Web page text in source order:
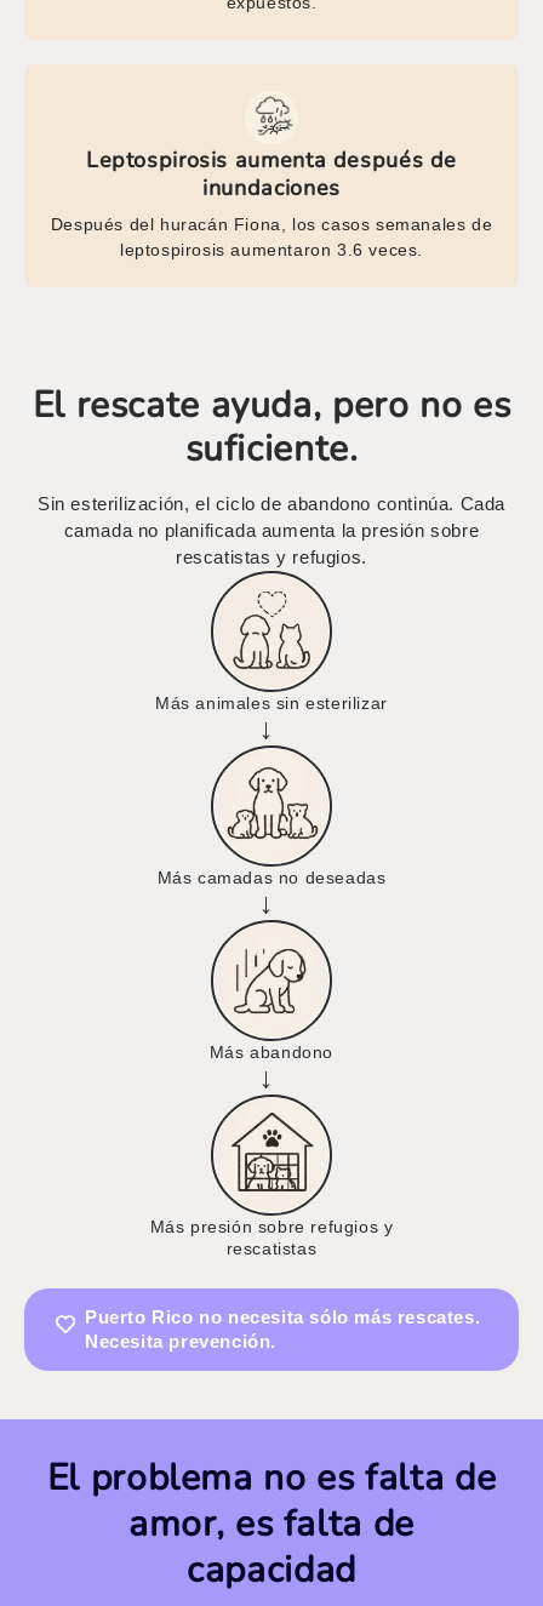
Leptospirosis aumenta después de
inundaciones
Después del huracán Fiona, los casos semanales de
leptospirosis aumentaron 3.6 veces.
El rescate ayuda, pero no es
suficiente.
Sin esterilización, el ciclo de abandono continúa. Cada
camada no planificada aumenta la presión sobre
rescatistas y refugios.
Más animales sin esterilizar
→
Más camadas no deseadas
→
Más abandono
→
Más presión sobre refugios y
rescatistas
Puerto Rico no necesita sólo más rescates.
Necesita prevención.
El problema no es falta de
amor, es falta de
capacidad